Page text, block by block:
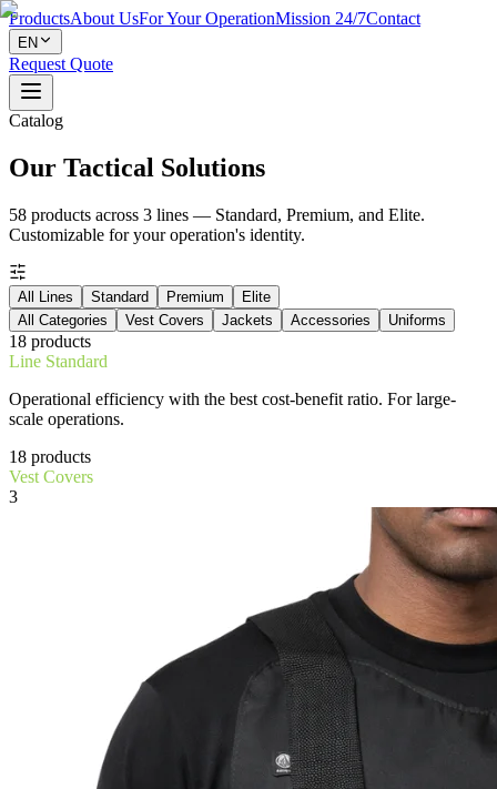
ProductsAbout UsFor Your OperationMission 24/7Contact
EN
Request Quote
Catalog
Our Tactical Solutions
58 products across 3 lines — Standard, Premium, and Elite.
Customizable for your operation's identity.
All Lines Standard Premium
Elite
All Categories
Vest Covers Jackets Accessories Uniforms
18 products
Line Standard
Operational efficiency with the best cost-benefit ratio. For large-
scale operations.
18 products
Vest Covers
3